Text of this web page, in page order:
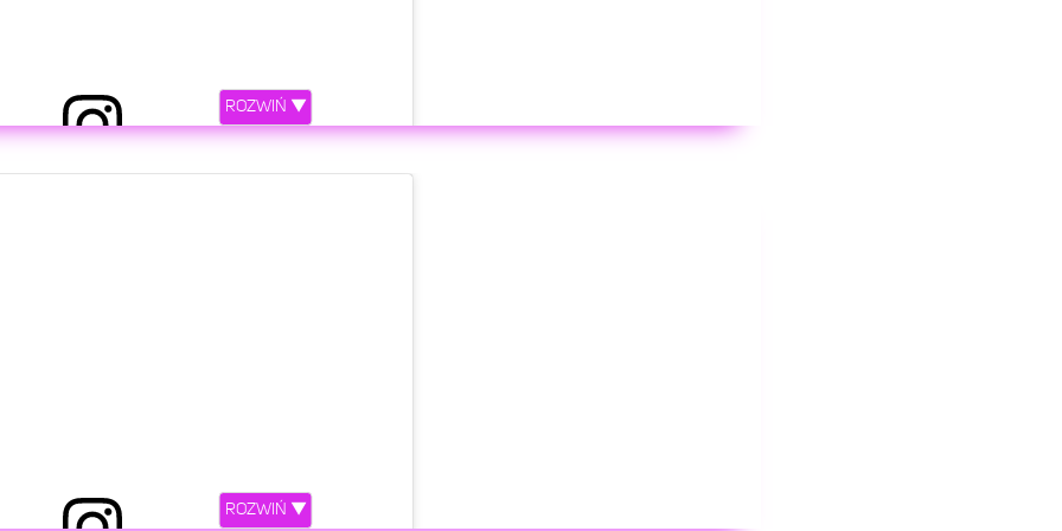
to the release - all money that will be earned
pollution and waste. The things I sing about are
ROZWIŃ ▼
ROZWIŃ ▼